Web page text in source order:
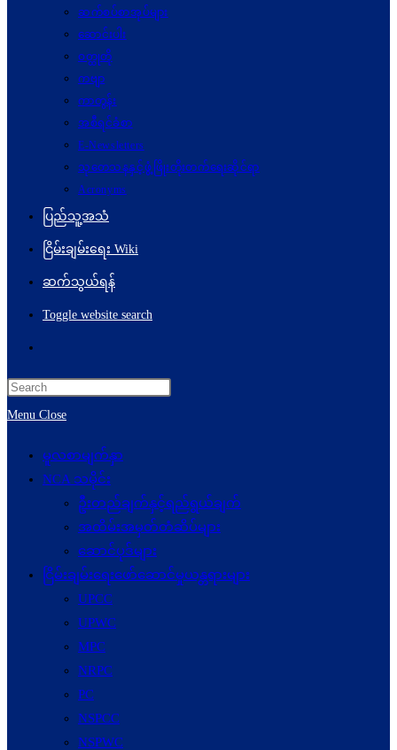
ဆက်စပ်စာအုပ်များ
ဆောင်းပါး
ဝတ္ထုတို
ကဗျာ
ကာတွန်း
အစီရင်ခံစာ
E-Newsletters
သုတေသနနှင့်ဖွံ့ဖြိုးတိုးတက်ရေးဆိုင်ရာ
Acronyms
ပြည်သူ့အသံ
ငြိမ်းချမ်းရေး Wiki
ဆက်သွယ်ရန်
Toggle website search
Menu Close
မူလစာမျက်နှာ
NCA သမိုင်း
ဦးတည်ချက်နှင့်ရည်ရွယ်ချက်
အထိမ်းအမှတ်တံဆိပ်များ
ဆောင်ပုဒ်များ
ငြိမ်းချမ်းရေးဖော်‌ဆောင်မှုယန္တရားများ
UPCC
UPWC
MPC
NRPC
PC
NSPCC
NSPWC